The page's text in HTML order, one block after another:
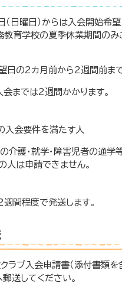
日曜日）からは入会開始希望
育学校の夏季休業期間のみ
日の2カ月前から2週間前ま
会までは2週間かかります。
入会要件を満たす人
の介護・就学・障害児者の通
人は申請できません。
間程度で発送します。
ラブ入会申請書（添付書類
送してください。